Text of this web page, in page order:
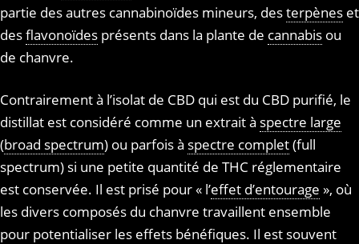
partie des autres cannabinoïdes mineurs, desterpènes et
desflavonoïdes présents dans la plante de cannabis ou
de chanvre.
Contrairement à l’isolat de CBD qui est du CBD purifié, le
distillat est considéré comme un extrait à spectre large
(broad spectrum) ou parfois à spectre complet(full
spectrum) si une petite quantité de THC réglementaire
est conservée. Il est prisé pour « l’effet d’entourage », où
les divers composés du chanvre travaillent ensemble
pour potentialiser les effets bénéfiques. Il est souvent